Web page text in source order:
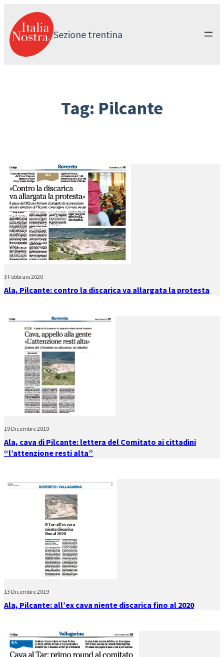
contenuto
Sezione trentina
Tag: Pilcante
3 Febbraio 2020
Ala, Pilcante: contro la discarica va allargata la protesta
19 Dicembre 2019
Ala, cava di Pilcante: lettera del Comitato ai cittadini
“l’attenzione resti alta”
13 Dicembre 2019
Ala, Pilcante: all’ex cava niente discarica fino al 2020